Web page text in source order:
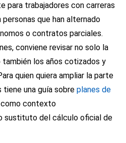
para trabajadores con carreras
que han alternado
o contratos parciales.
conviene revisar no solo la
los años cotizados y
quien quiera ampliar la parte
tiene una guía sobre planes de
contexto
sustituto del cálculo oficial de